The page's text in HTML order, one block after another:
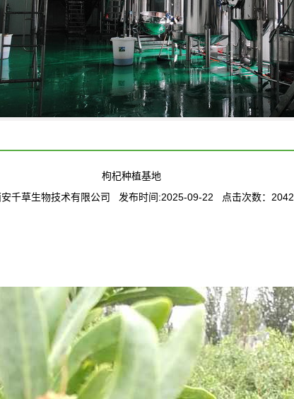
枸杞种植基地
安千草生物技术有限公司 发布时间:2025-09-22 点击次数：2042